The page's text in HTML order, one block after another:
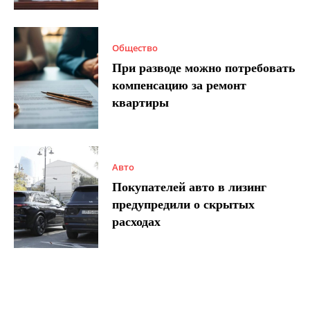
Общество
При разводе можно потребовать
компенсацию за ремонт
квартиры
Авто
Покупателей авто в лизинг
предупредили о скрытых
расходах